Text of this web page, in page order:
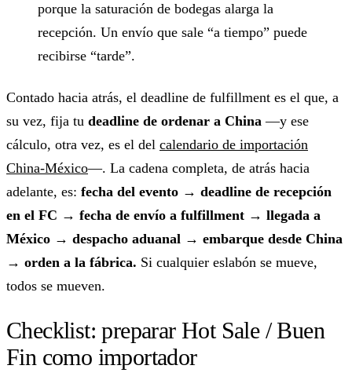
porque la saturación de bodegas alarga la
recepción. Un envío que sale “a tiempo” puede
recibirse “tarde”.
Contado hacia atrás, el deadline de fulfillment es el que, a
su vez, fija tu deadline de ordenar a China —y ese
cálculo, otra vez, es el del calendario de importación
China-México—. La cadena completa, de atrás hacia
adelante, es: fecha del evento → deadline de recepción
en el FC → fecha de envío a fulfillment → llegada a
México → despacho aduanal → embarque desde China
→ orden a la fábrica. Si cualquier eslabón se mueve,
todos se mueven.
Checklist: preparar Hot Sale / Buen
Fin como importador